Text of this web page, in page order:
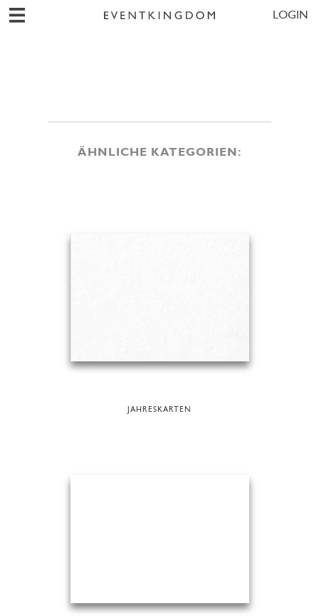
LOGIN
ÄHNLICHE KATEGORIEN:
JAHRESKARTEN